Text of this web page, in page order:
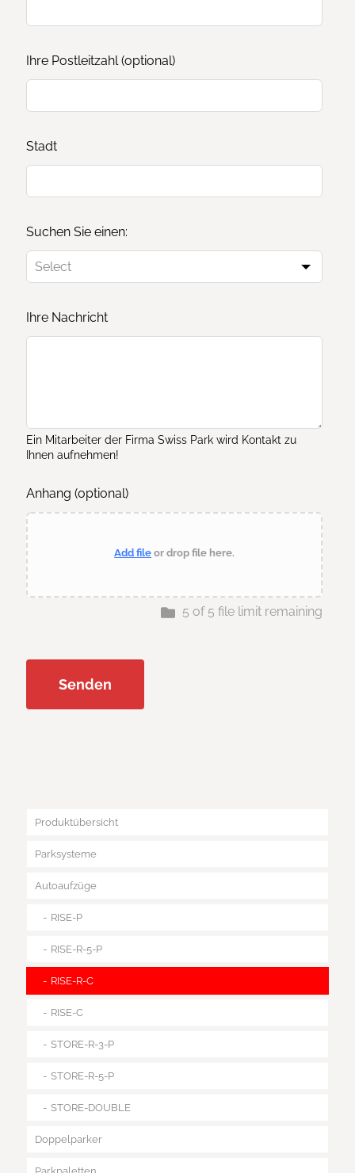
Ihre Postleitzahl (optional)
Stadt
Suchen Sie einen:
Ihre Nachricht
Ein Mitarbeiter der Firma Swiss Park wird Kontakt zu
Ihnen aufnehmen!
Anhang (optional)
Add file or drop file here.
5 of 5 file limit remaining
Produktübersicht
Parksysteme
Autoaufzüge
RISE-P
RISE-R-5-P
RISE-R-C
RISE-C
STORE-R-3-P
STORE-R-5-P
STORE-DOUBLE
Doppelparker